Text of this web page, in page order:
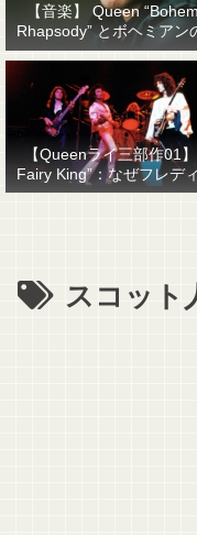
【音楽】 Queen
Rhapsody” とボヘミアン
人事感”
【Queenライ三部作01
Fairy King”：なぜフレディ
ーキュリーと名乗ったの
スコット